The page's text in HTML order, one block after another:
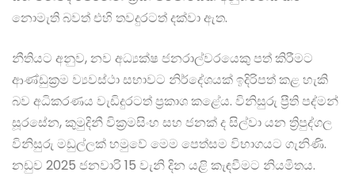
නොමැති බවත් එහි තවදුරටත් දක්වා ඇත.
නීතියට අනුව, නව අධ්‍යක්ෂ ජනරාල්වරයෙකු පත් කිරීමට
ආණ්ඩුක්‍රම ව්‍යවස්ථා සභාවට නිර්දේශයක් ඉදිරිපත් කළ හැකි
බව අධිකරණය වැඩිදුරටත් ප්‍රකාශ කළේය. විනිසුරු ප්‍රීති පද්මන්
සූරසේන, කුමුදිනී වික්‍රමසිංහ සහ ජනක් ද සිල්වා යන ත්‍රිපුද්ගල
විනිසුරු මඩුල්ලක් හමුවේ මෙම පෙත්සම විභාගයට ගැනිණි.
නඩුව 2025 ජනවාරි 15 වැනි දින යළි කැඳවීමට නියමිතය.